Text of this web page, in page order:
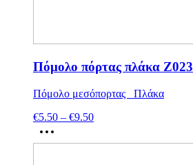
Πόμολο πόρτας πλάκα Ζ023
Πόμολο μεσόπορτας Πλάκα
€5.50 – €9.50